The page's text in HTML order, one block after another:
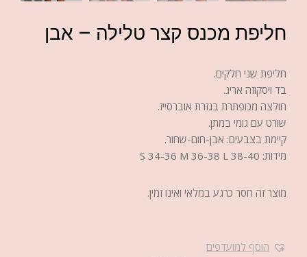
חליפת מכנס קצר טלילה – אבן
חליפת שני חלקים.
בד ויסקוזה אריג.
חולצה מכופתרת בגזרת אוברסייז.
שורט עם גומי במתן.
קיימת בצבעים: אבן-חום-שחור.
מידות: S 34-36 M 36-38 L 38-40
מוצר זה חסר כרגע במלאי ואינו זמין.
הוסף למועדפים